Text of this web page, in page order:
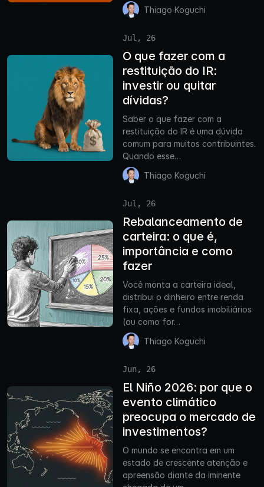
Thiago Koguchi
Jul, 26
O que fazer com a
restituição do IR:
investir ou quitar
dívidas?
Saber o que fazer com a
restituição do IR é uma dúvida
comum para muitos contribuintes.
Quando esse…
Thiago Koguchi
Jul, 26
Rebalanceamento de
carteira: o que é,
importância e como
fazer
Você monta a carteira ideal,
distribui o dinheiro entre renda
fixa, ações e fundos imobiliários
(ou como for…
Thiago Koguchi
Jun, 26
El Niño 2026: por que o
evento climático
preocupa o mercado de
investimentos?
O mundo se encontra em um
estado de crescente atenção e
apreensão diante da iminente